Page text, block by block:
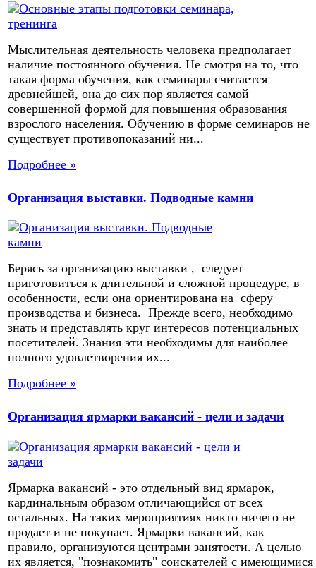
Мыслительная деятельность человека предполагает
наличие постоянного обучения. Не смотря на то, что
такая форма обучения, как семинары считается
древнейшей, она до сих пор является самой
совершенной формой для повышения образования
взрослого населения. Обучению в форме семинаров не
существует противопоказаний ни...
Подробнее »
Организация выставки. Подводные камни
Берясь за организацию выставки , следует
приготовиться к длительной и сложной процедуре, в
особенности, если она ориентирована на сферу
производства и бизнеса. Прежде всего, необходимо
знать и представлять круг интересов потенциальных
посетителей. Знания эти необходимы для наиболее
полного удовлетворения их...
Подробнее »
Организация ярмарки вакансий - цели и задачи
Ярмарка вакансий - это отдельный вид ярмарок,
кардинальным образом отличающийся от всех
остальных. На таких мероприятиях никто ничего не
продает и не покупает. Ярмарки вакансий, как
правило, организуются центрами занятости. А целью
их является, "познакомить" соискателей с имеющимися